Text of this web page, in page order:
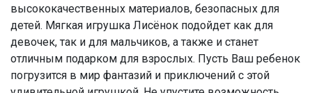
высококачественных материалов, безопасных для
детей. Мягкая игрушка Лисёнок подойдет как для
девочек, так и для мальчиков, а также и станет
отличным подарком для взрослых. Пусть Ваш ребенок
погрузится в мир фантазий и приключений с этой